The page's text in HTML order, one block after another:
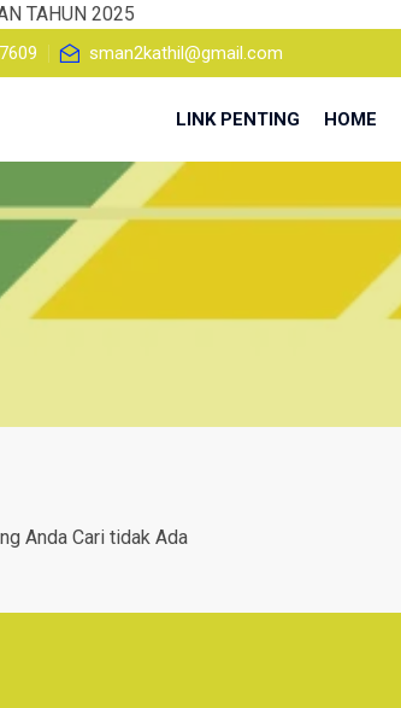
TAHUN 2025
sman2kathil@gmail.com
LINK PENTING HOME
Anda Cari tidak Ada